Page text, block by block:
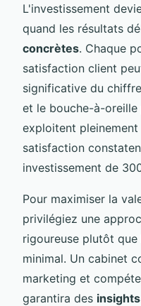
L'investissement
quand les résultats
concrètes. Chaque
satisfaction client
significative du
et le bouche-à-oreille
exploitent
satisfaction
investissement de
Pour maximiser la
privilégiez une
rigoureuse plutôt
minimal. Un cabinet
marketing et
garantira des